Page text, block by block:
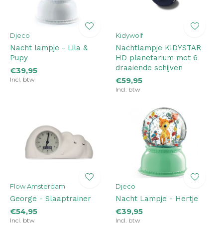
Djeco
Nacht lampje - Lila &
Pupy
€39,95
Incl. btw
Kidywolf
Nachtlampje KIDYSTAR
HD planetarium met 6
draaiende schijven
€59,95
Incl. btw
Flow Amsterdam
George - Slaaptrainer
€54,95
Incl. btw
Djeco
Nacht Lampje - Hertje
€39,95
Incl. btw